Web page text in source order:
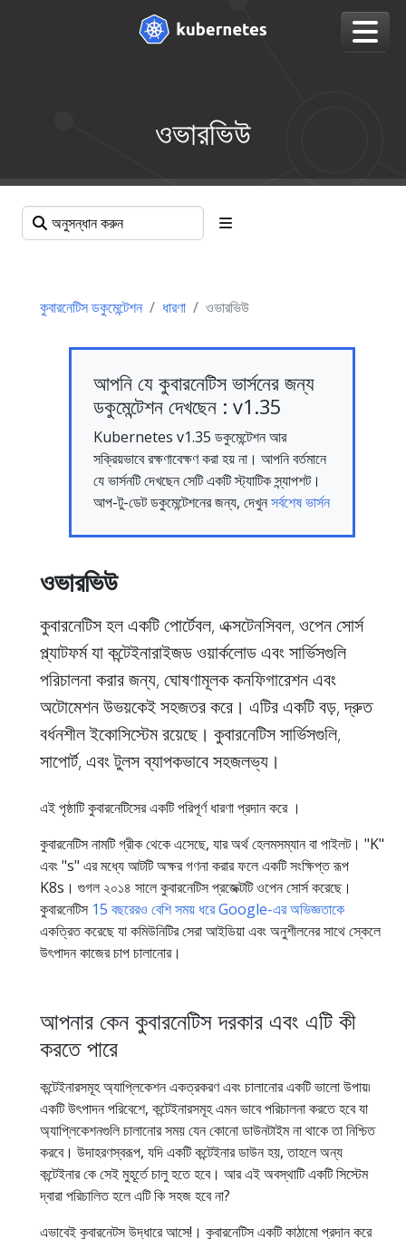
ওভারভিউ
কুবারনেটিস ডকুমেন্টেশন ধারণা ওভারভিউ
আপনি যে কুবারনেটিস ভার্সনের জন্য
ডকুমেন্টেশন দেখছেন : v1.35
Kubernetes v1.35 ডকুমেন্টেশন আর
সক্রিয়ভাবে রক্ষণাবেক্ষণ করা হয় না। আপনি বর্তমানে
যে ভার্সনটি দেখছেন সেটি একটি স্ট্যাটিক স্ন্যাপশট।
আপ-টু-ডেট ডকুমেন্টেশনের জন্য, দেখুনসর্বশেষ ভার্সন
ওভারভিউ
কুবারনেটিস হল একটি পোর্টেবল, এক্সটেনসিবল, ওপেন সোর্স
প্ল্যাটফর্ম যা কন্টেইনারাইজড ওয়ার্কলোড এবং সার্ভিসগুলি
পরিচালনা করার জন্য, ঘোষণামূলক কনফিগারেশন এবং
অটোমেশন উভয়কেই সহজতর করে। এটির একটি বড়, দ্রুত
বর্ধনশীল ইকোসিস্টেম রয়েছে। কুবারনেটিস সার্ভিসগুলি,
সাপোর্ট, এবং টুলস ব্যাপকভাবে সহজলভ্য।
এই পৃষ্ঠাটি কুবারনেটিসের একটি পরিপূর্ণ ধারণা প্রদান করে ।
কুবারনেটিস নামটি গ্রীক থেকে এসেছে, যার অর্থ হেলমসম্যান বা পাইলট। "K"
এবং "s" এর মধ্যে আটটি অক্ষর গণনা করার ফলে একটি সংক্ষিপ্ত রূপ
K8s। গুগল ২০১৪ সালে কুবারনেটিস প্রজেক্টটি ওপেন সোর্স করেছে।
কুবারনেটিস 15 বছরেরও বেশি সময় ধরে Google-এর অভিজ্ঞতাকে
একত্রিত করেছে যা কমিউনিটির সেরা আইডিয়া এবং অনুশীলনের সাথে স্কেলে
উৎপাদন কাজের চাপ চালানোর।
আপনার কেন কুবারনেটিস দরকার এবং এটি কী
করতে পারে
কন্টেইনারসমূহ অ্যাপ্লিকেশন একত্রকরণ এবং চালানোর একটি ভালো উপায়৷
একটি উৎপাদন পরিবেশে, কন্টেইনারসমূহ এমন ভাবে পরিচালনা করতে হবে যা
অ্যাপ্লিকেশনগুলি চালানোর সময় যেন কোনো ডাউনটাইম না থাকে তা নিশ্চিত
করবে। উদাহরণস্বরূপ, যদি একটি কন্টেইনার ডাউন হয়, তাহলে অন্য
কন্টেইনার কে সেই মুহূর্তে চালু হতে হবে। আর এই অবস্থাটি একটি সিস্টেম
দ্বারা পরিচালিত হলে এটি কি সহজ হবে না?
এভাবেই কুবারনেটস উদ্ধারে আসে!। কুবারনেটিস একটি কাঠামো প্রদান করে